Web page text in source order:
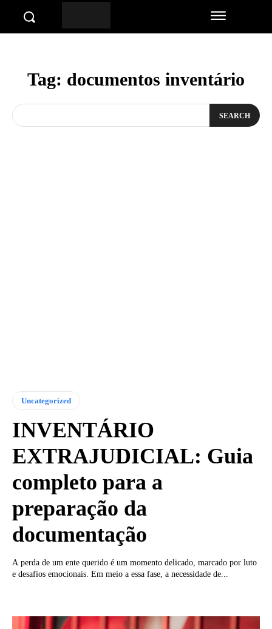
Tag: documentos inventário
SEARCH
Uncategorized
INVENTÁRIO
EXTRAJUDICIAL: Guia
completo para a
preparação da
documentação
A perda de um ente querido é um momento delicado, marcado por luto
e desafios emocionais. Em meio a essa fase, a necessidade de...